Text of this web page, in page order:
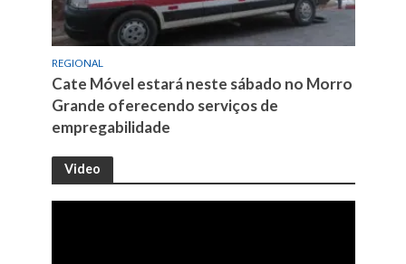
REGIONAL
Cate Móvel estará neste sábado no Morro
Grande oferecendo serviços de
empregabilidade
Video